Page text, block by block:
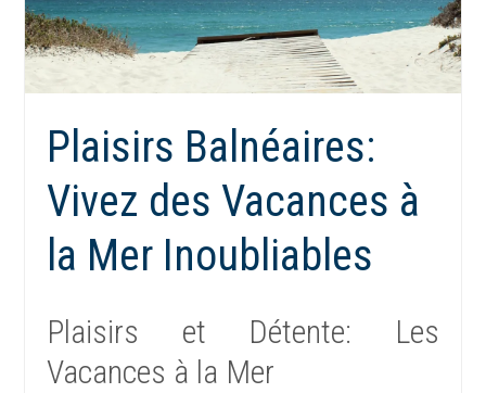
Plaisirs Balnéaires:
Vivez des Vacances à
la Mer Inoubliables
Plaisirs et Détente: Les
Vacances à la Mer